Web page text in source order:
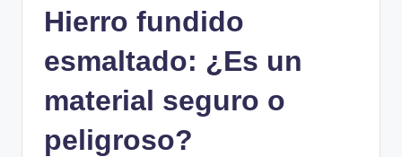
Hierro fundido
esmaltado: ¿Es un
material seguro o
peligroso?